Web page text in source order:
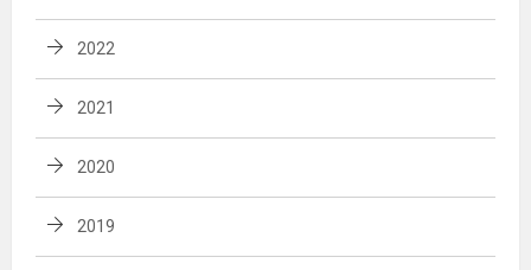
2022
2021
2020
2019